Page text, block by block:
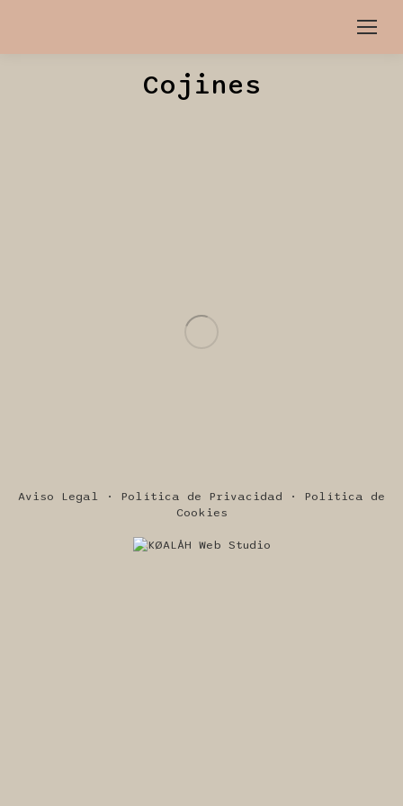
Cojines
Aviso Legal · Política de Privacidad · Política de
Cookies